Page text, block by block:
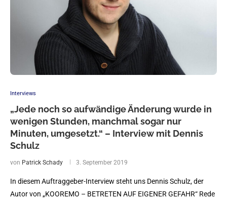
Interviews
„Jede noch so aufwändige Änderung wurde in
wenigen Stunden, manchmal sogar nur
Minuten, umgesetzt.“ – Interview mit Dennis
Schulz
von Patrick Schady 3. September 2019
In diesem Auftraggeber-Interview steht uns Dennis Schulz, der
Autor von „KOOREMO – BETRETEN AUF EIGENER GEFAHR“ Rede